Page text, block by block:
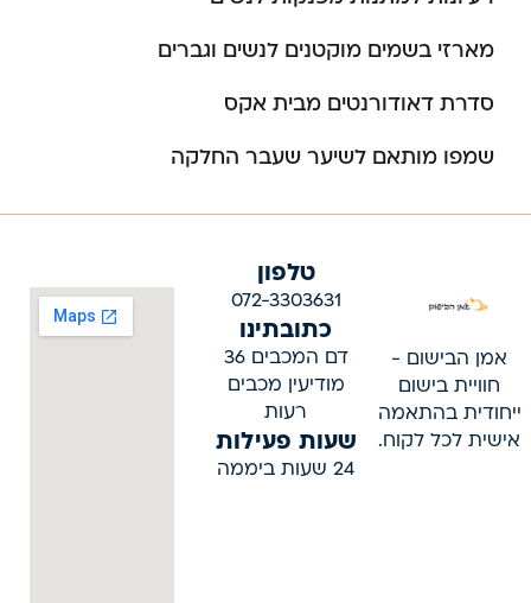
מארזי בשמים מוקטנים לנשים וגברים
סדרת דאודורנטים מבית אקס
שמפו מותאם לשיער שעבר החלקה
אמן הבישום -
חוויית בישום
ייחודית בהתאמה
אישית לכל לקוח.
טלפון
072-3303631
כתובתינו
דם המכבים 36
מודיעין מכבים
רעות
שעות פעילות
24 שעות ביממה